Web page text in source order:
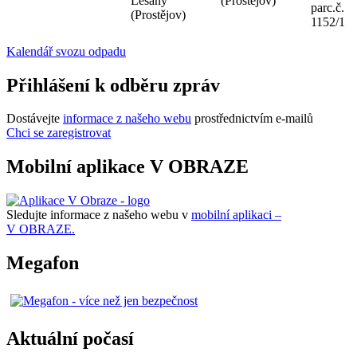
(Prostějov)
parc.č.
1152/1
Kalendář svozu odpadu
Přihlášení k odběru zpráv
Dostávejte informace z našeho webu prostřednictvím e-mailů
Chci se zaregistrovat
Mobilní aplikace V OBRAZE
Sledujte informace z našeho webu v mobilní aplikaci –
V OBRAZE.
Megafon
Aktuální počasí